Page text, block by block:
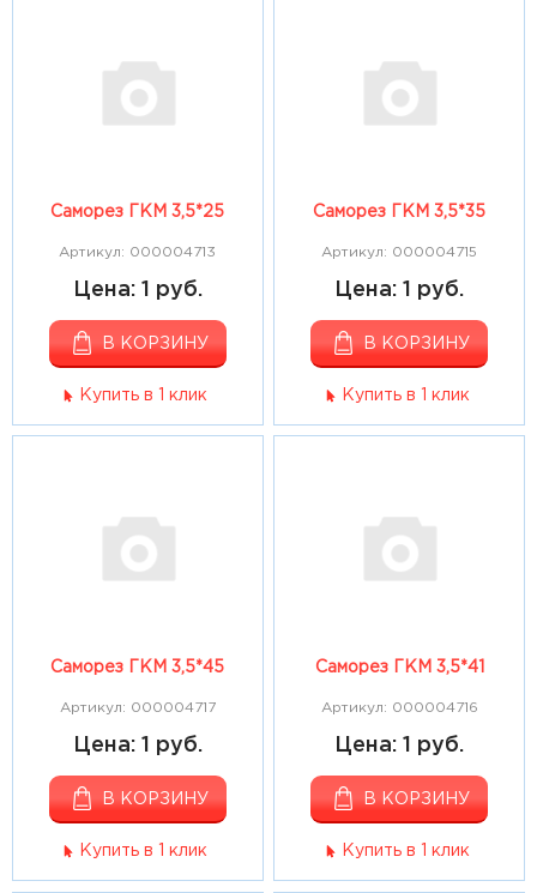
Саморез ГКМ 3,5*25
Артикул: 000004713
Цена: 1 руб.
В КОРЗИНУ
Купить в 1 клик
Саморез ГКМ 3,5*35
Артикул: 000004715
Цена: 1 руб.
В КОРЗИНУ
Купить в 1 клик
Саморез ГКМ 3,5*45
Артикул: 000004717
Цена: 1 руб.
В КОРЗИНУ
Купить в 1 клик
Саморез ГКМ 3,5*41
Артикул: 000004716
Цена: 1 руб.
В КОРЗИНУ
Купить в 1 клик